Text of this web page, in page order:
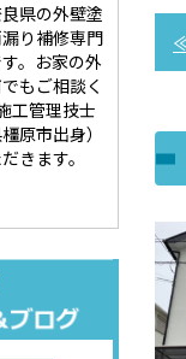
県の外壁塗
り補修専門
。お家の外
もご相談く
工管理技士
原市出身）
きます。